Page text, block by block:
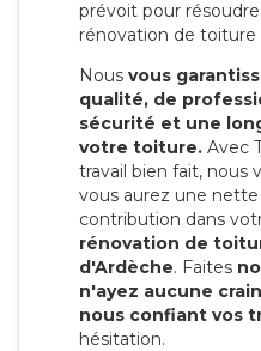
prévoit pour
rénovation de toiture
Nous vous
qualité, de
sécurité et une
votre toiture. Avec
travail bien fait, nous
vous aurez une
contribution dans
rénovation de
d'Ardèche. Faites
n'ayez aucune
nous confiant vos
hésitation.